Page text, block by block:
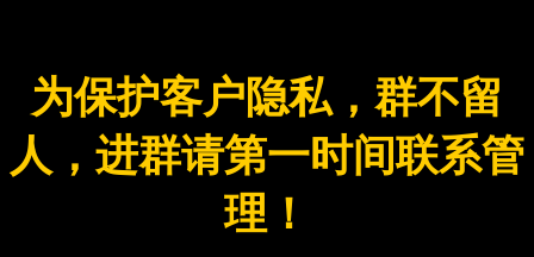
为保护客户隐私，群不留
人，进群请第一时间联系管
理！